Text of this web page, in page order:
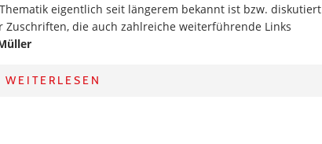
eigentlich seit längerem bekannt ist bzw. diskutiert
die auch zahlreiche weiterführende Links
WEITERLESEN